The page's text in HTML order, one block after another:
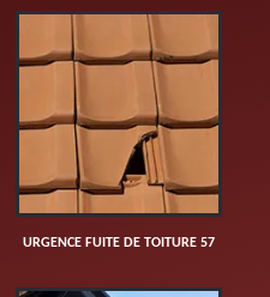
URGENCE FUITE DE TOITURE 57